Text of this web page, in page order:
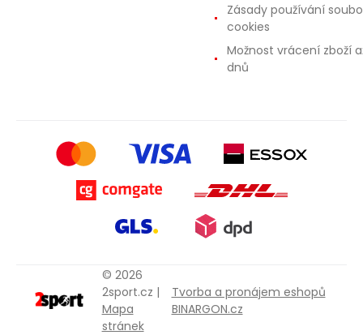
Zásady používání
cookies
Možnost vrácení zboží
dnů
© 2026
2sport.cz |
Mapa
stránek
Tvorba a pronájem eshopů
BINARGON.cz